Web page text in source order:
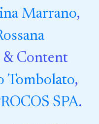
Marrano,
Content
Tombolato,
SPA.